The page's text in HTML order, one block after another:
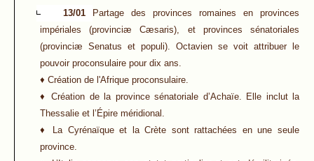
13/01
Partage des provinces romaines en provinces
impériales (provinciæ Cæsaris), et provinces sénatoriales
(provinciæ Senatus et populi). Octavien se voit attribuer le
pouvoir proconsulaire pour dix ans.
♦ Création de l'Afrique proconsulaire.
♦ Création de la province sénatoriale d’Achaïe. Elle inclut la
Thessalie et l’Épire méridional.
♦ La Cyrénaïque et la Crète sont rattachées en une seule
province.